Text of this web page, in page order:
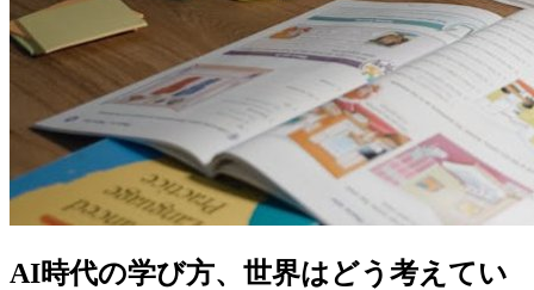
AI時代の学び方、世界はどう考えてい